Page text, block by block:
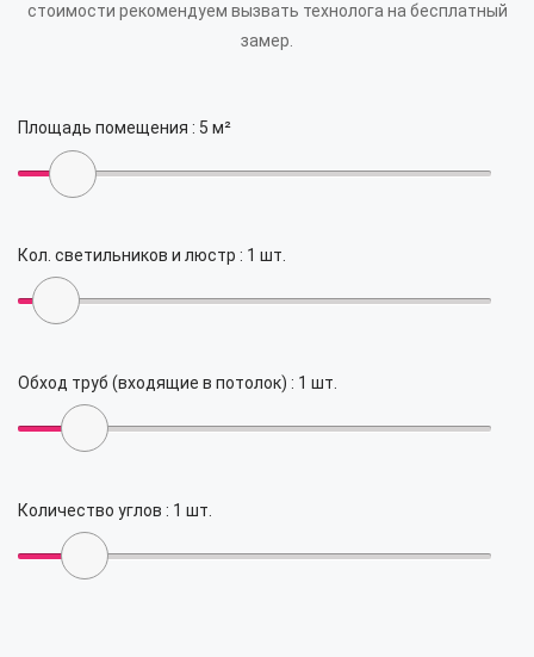
стоимости рекомендуем вызвать технолога на бесплатный
замер.
Площадь помещения : 5 м²
Кол. светильников и люстр : 1 шт.
Обход труб (входящие в потолок) : 1 шт.
Количество углов : 1 шт.